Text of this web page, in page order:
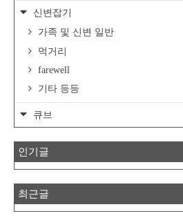
신변잡기
가족 및 신변 일반
먹거리
farewell
기타 등등
큐브
인기글
최근글